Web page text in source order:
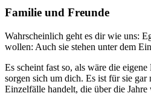
Familie und Freunde
Wahrscheinlich geht es dir wie uns:
wollen: Auch sie stehen unter dem
Es scheint fast so, als wäre die
sorgen sich um dich. Es ist für sie
Einzelfälle handelt, die über die